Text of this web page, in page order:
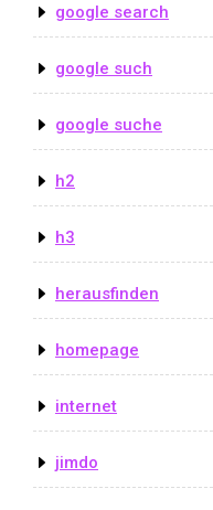
google search
google such
google suche
h2
h3
herausfinden
homepage
internet
jimdo